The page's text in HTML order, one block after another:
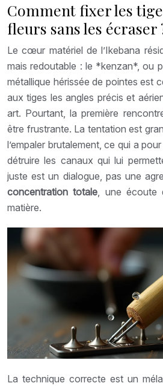
Comment fixer les
fleurs sans les écraser
Le cœur matériel de l’Ikebana
mais redoutable : le *kenzan*, ou
métallique hérissée de pointes est
aux tiges les angles précis et
art. Pourtant, la première
être frustrante. La tentation est
l’empaler brutalement, ce qui a
détruire les canaux qui lui
juste est un dialogue, pas une
concentration totale, une écoute
matière.
La technique correcte est un